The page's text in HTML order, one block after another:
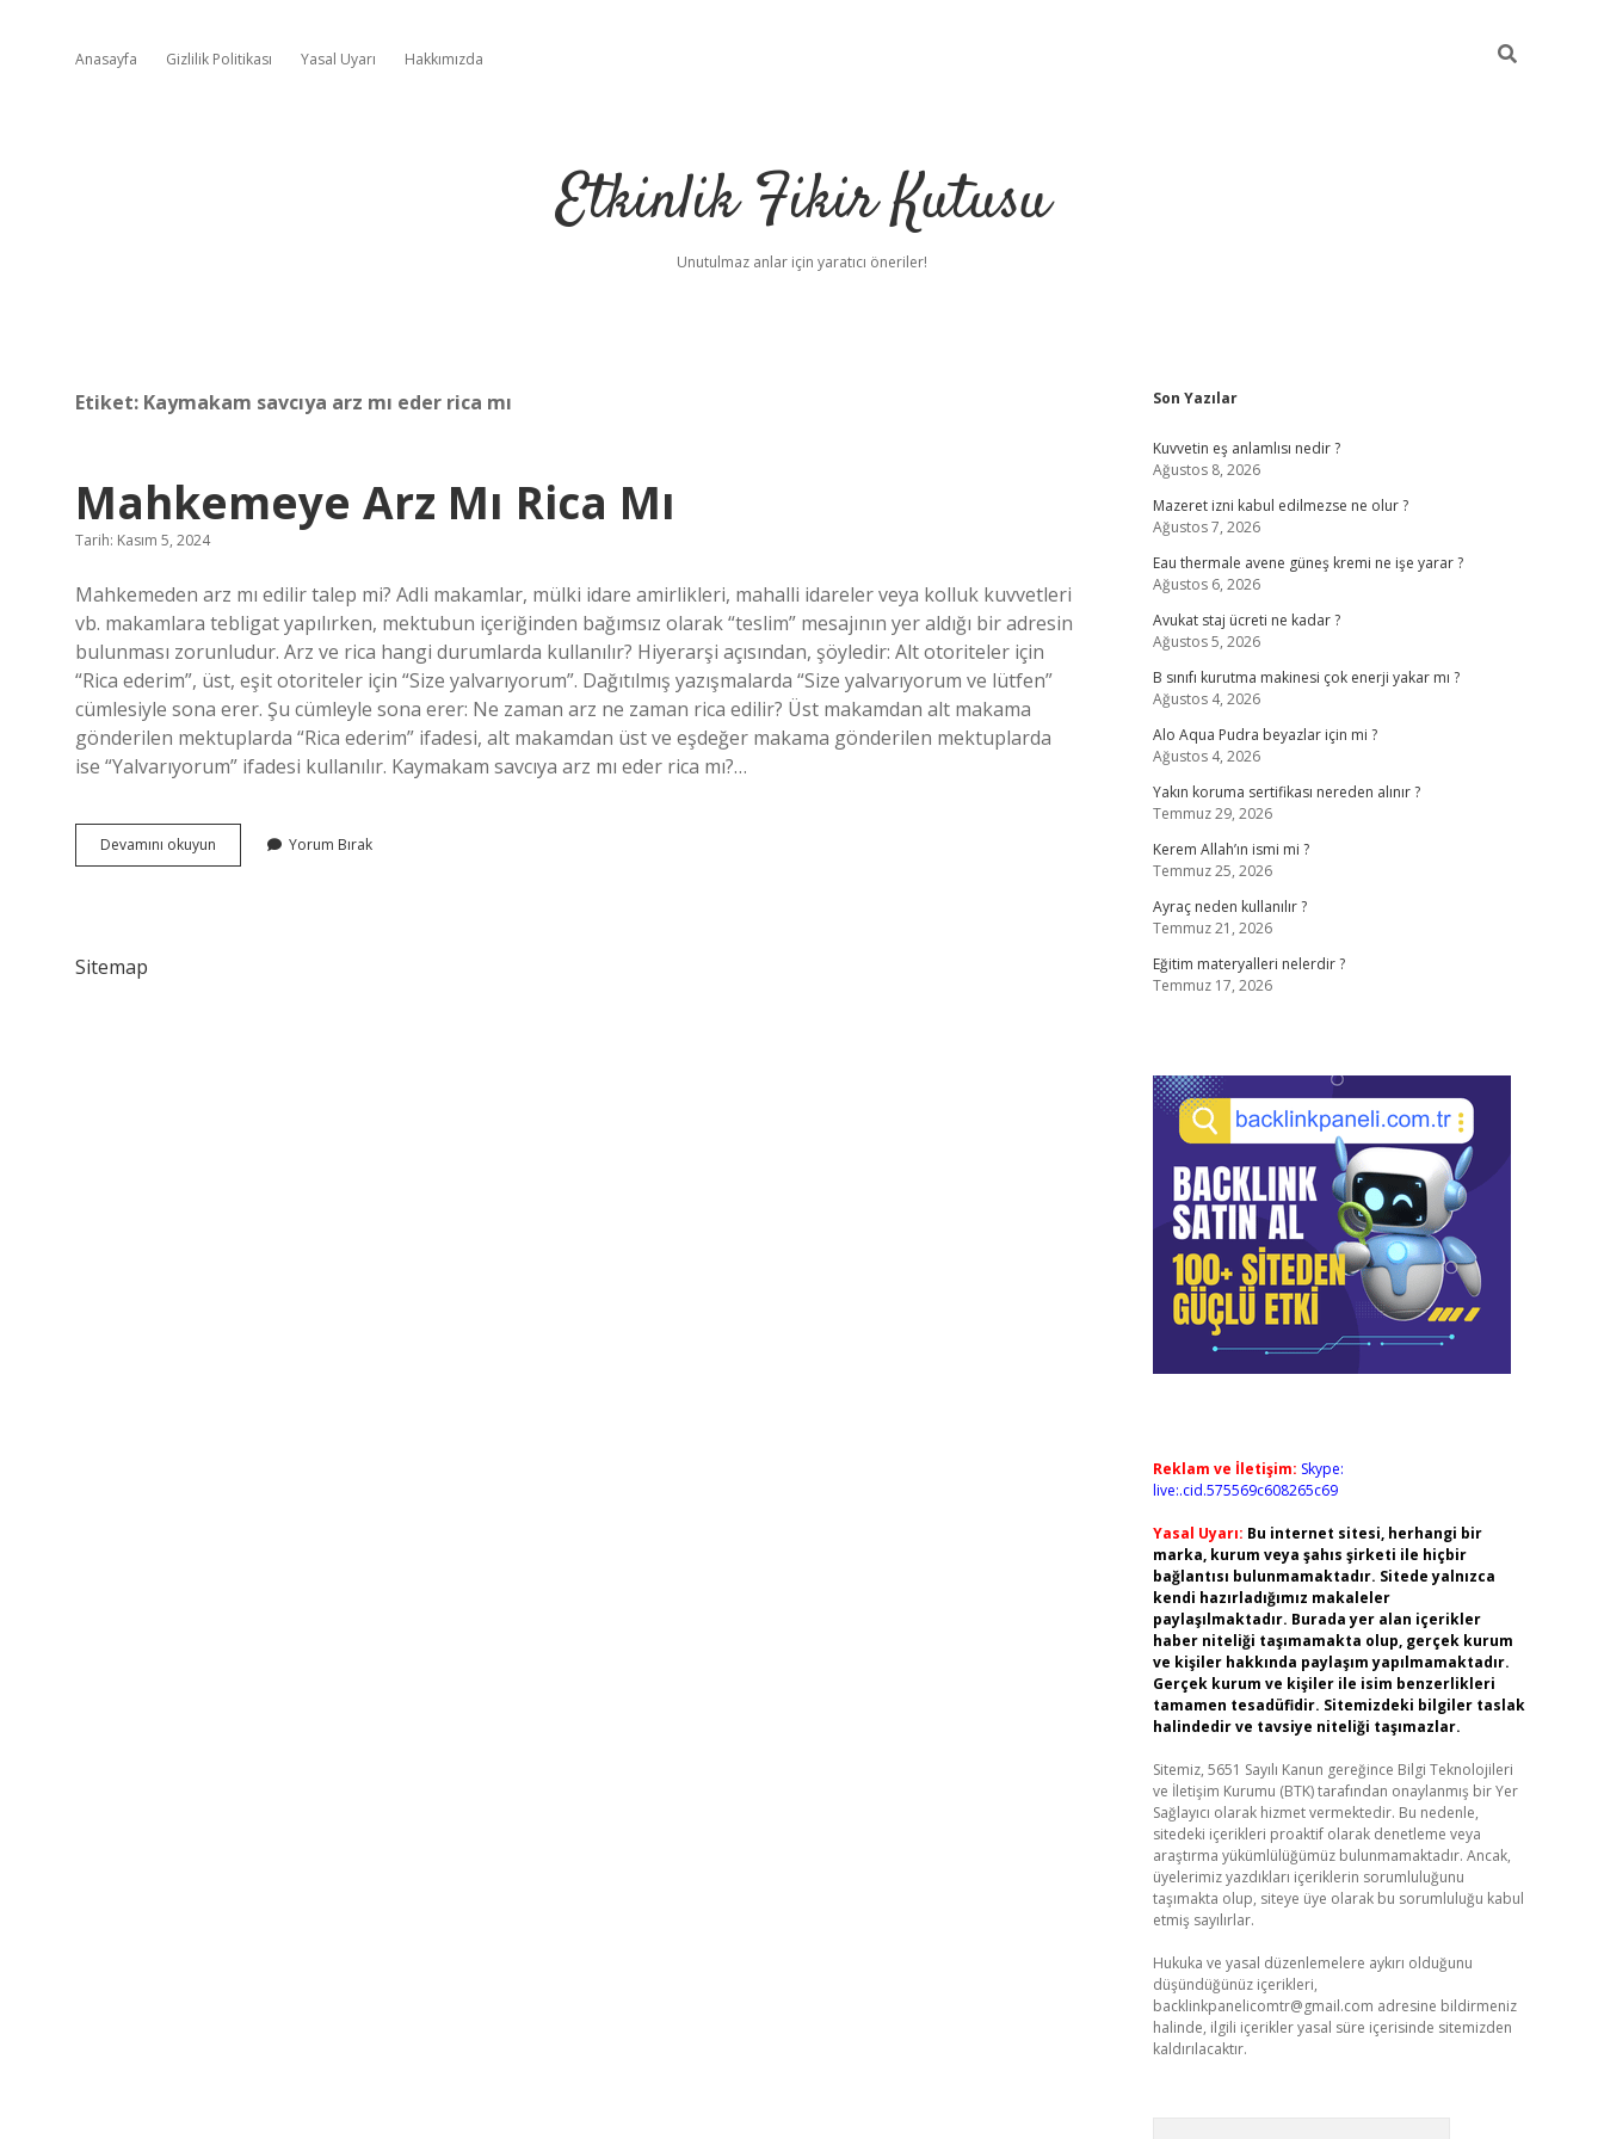
Anasayfa Gizlilik Politikası Yasal Uyarı Hakkımızda
Etkinlik Fikir Kutusu
Unutulmaz anlar için yaratıcı öneriler!
Etiket: Kaymakam savcıya arz mı eder rica mı
Mahkemeye Arz Mı Rica Mı
Tarih: Kasım 5, 2024
Mahkemeden arz mı edilir talep mi? Adli makamlar, mülki idare amirlikleri, mahalli idareler veya kolluk kuvvetleri
vb. makamlara tebligat yapılırken, mektubun içeriğinden bağımsız olarak “teslim” mesajının yer aldığı bir adresin
bulunması zorunludur. Arz ve rica hangi durumlarda kullanılır? Hiyerarşi açısından, şöyledir: Alt otoriteler için
“Rica ederim”, üst, eşit otoriteler için “Size yalvarıyorum”. Dağıtılmış yazışmalarda “Size yalvarıyorum ve lütfen”
cümlesiyle sona erer. Şu cümleyle sona erer: Ne zaman arz ne zaman rica edilir? Üst makamdan alt makama
gönderilen mektuplarda “Rica ederim” ifadesi, alt makamdan üst ve eşdeğer makama gönderilen mektuplarda
ise “Yalvarıyorum” ifadesi kullanılır. Kaymakam savcıya arz mı eder rica mı?…
Devamını okuyun Mahkemeye
Arz
Yorum Bırak
Sitemap
Sidebar
Son Yazılar
Kuvvetin eş anlamlısı nedir ?
Ağustos 8, 2026
Mazeret izni kabul edilmezse ne olur ?
Ağustos 7, 2026
Eau thermale avene güneş kremi ne işe yarar ?
Ağustos 6, 2026
Avukat staj ücreti ne kadar ?
Ağustos 5, 2026
B sınıfı kurutma makinesi çok enerji yakar mı ?
Ağustos 4, 2026
Alo Aqua Pudra beyazlar için mi ?
Ağustos 4, 2026
Yakın koruma sertifikası nereden alınır ?
Temmuz 29, 2026
Kerem Allah’ın ismi mi ?
Temmuz 25, 2026
Ayraç neden kullanılır ?
Temmuz 21, 2026
Eğitim materyalleri nelerdir ?
Temmuz 17, 2026
Reklam ve İletişim: Skype:
live:.cid.575569c608265c69
Yasal Uyarı: Bu internet sitesi, herhangi bir
marka, kurum veya şahıs şirketi ile hiçbir
bağlantısı bulunmamaktadır. Sitede yalnızca
kendi hazırladığımız makaleler
paylaşılmaktadır. Burada yer alan içerikler
haber niteliği taşımamakta olup, gerçek kurum
ve kişiler hakkında paylaşım yapılmamaktadır.
Gerçek kurum ve kişiler ile isim benzerlikleri
tamamen tesadüfidir. Sitemizdeki bilgiler taslak
halindedir ve tavsiye niteliği taşımazlar.
Sitemiz, 5651 Sayılı Kanun gereğince Bilgi Teknolojileri
ve İletişim Kurumu (BTK) tarafından onaylanmış bir Yer
Sağlayıcı olarak hizmet vermektedir. Bu nedenle,
sitedeki içerikleri proaktif olarak denetleme veya
araştırma yükümlülüğümüz bulunmamaktadır. Ancak,
üyelerimiz yazdıkları içeriklerin sorumluluğunu
taşımakta olup, siteye üye olarak bu sorumluluğu kabul
etmiş sayılırlar.
Hukuka ve yasal düzenlemelere aykırı olduğunu
düşündüğünüz içerikleri,
backlinkpanelicomtr@gmail.com adresine bildirmeniz
halinde, ilgili içerikler yasal süre içerisinde sitemizden
kaldırılacaktır.